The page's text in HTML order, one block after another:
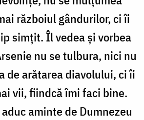
războiul gândurilor, ci îi
simțit. Îl vedea și vorbea
nu se tulbura, nici nu
de arătarea diavolului, ci îi
vii, fiindcă îmi faci bine.
aminte de Dumnezeu